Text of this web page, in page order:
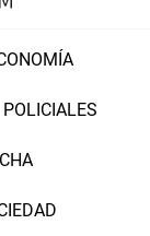
POLICIALES